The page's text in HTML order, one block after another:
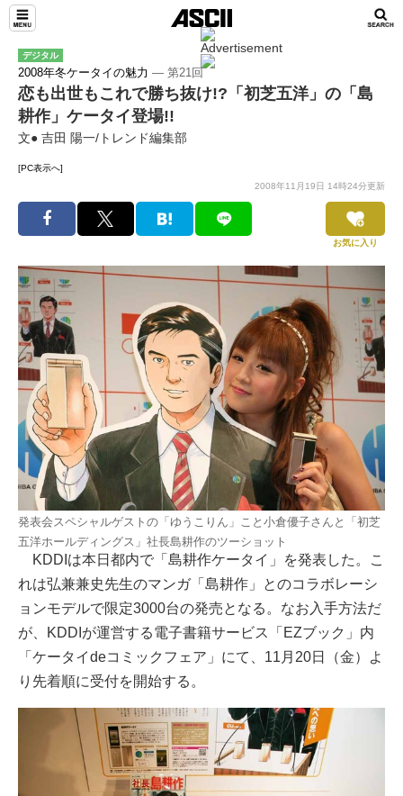
デジタル
2008年冬ケータイの魅力 ― 第21回
恋も出世もこれで勝ち抜け!?「初芝五洋」の「島
耕作」ケータイ登場!!
文● 吉田 陽一/トレンド編集部
[PC表示へ]
2008年11月19日 14時24分更新
お気に入り
発表会スペシャルゲストの「ゆうこりん」こと小倉優子さんと「初芝
五洋ホールディングス」社長島耕作のツーショット
KDDIは本日都内で「島耕作ケータイ」を発表した。こ
れは弘兼兼史先生のマンガ「島耕作」とのコラボレーシ
ョンモデルで限定3000台の発売となる。なお入手方法だ
が、KDDIが運営する電子書籍サービス「EZブック」内
「ケータイdeコミックフェア」にて、11月20日（金）よ
り先着順に受付を開始する。